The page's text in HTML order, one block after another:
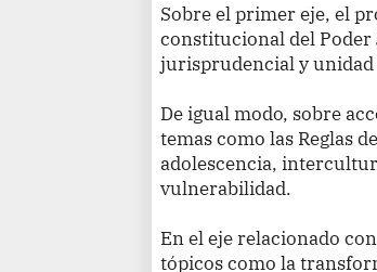
Sobre el primer eje, el
constitucional del
jurisprudencial y
De igual modo, sobre
temas como las Reglas
adolescencia,
vulnerabilidad.
En el eje relacionado
tópicos como la